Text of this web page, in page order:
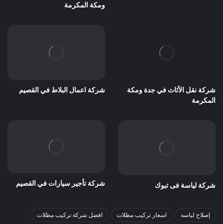
ومكة المكرمة
شركة نقل الأثاث في جدة ومكة
المكرمة
شركة اعمال البلاط في القصيم
شركة لياسة فى تبوك شركة تأجير سيارات في القصيم
إصلاح لياسه اسعار تركيب مظلات افضل شركة تركيب مظلات